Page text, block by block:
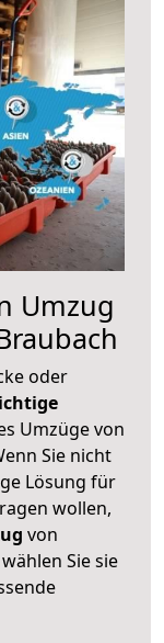
Umzug
oder
Umzüge von
Sie nicht
Lösung für
wollen,
von
Sie sie